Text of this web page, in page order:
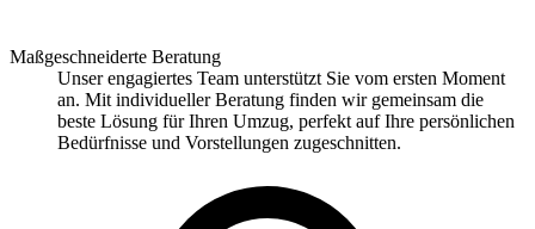
Maßgeschneiderte Beratung
Unser engagiertes Team unterstützt Sie vom ersten Moment
an. Mit individueller Beratung finden wir gemeinsam die
beste Lösung für Ihren Umzug, perfekt auf Ihre persönlichen
Bedürfnisse und Vorstellungen zugeschnitten.